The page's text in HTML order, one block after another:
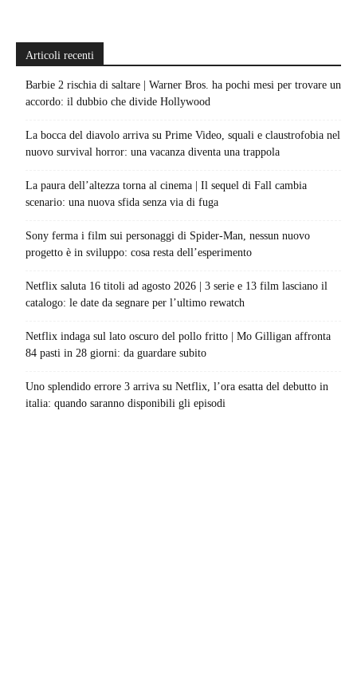
Articoli recenti
Barbie 2 rischia di saltare | Warner Bros. ha pochi mesi per trovare un
accordo: il dubbio che divide Hollywood
La bocca del diavolo arriva su Prime Video, squali e claustrofobia nel
nuovo survival horror: una vacanza diventa una trappola
La paura dell’altezza torna al cinema | Il sequel di Fall cambia
scenario: una nuova sfida senza via di fuga
Sony ferma i film sui personaggi di Spider-Man, nessun nuovo
progetto è in sviluppo: cosa resta dell’esperimento
Netflix saluta 16 titoli ad agosto 2026 | 3 serie e 13 film lasciano il
catalogo: le date da segnare per l’ultimo rewatch
Netflix indaga sul lato oscuro del pollo fritto | Mo Gilligan affronta
84 pasti in 28 giorni: da guardare subito
Uno splendido errore 3 arriva su Netflix, l’ora esatta del debutto in
italia: quando saranno disponibili gli episodi